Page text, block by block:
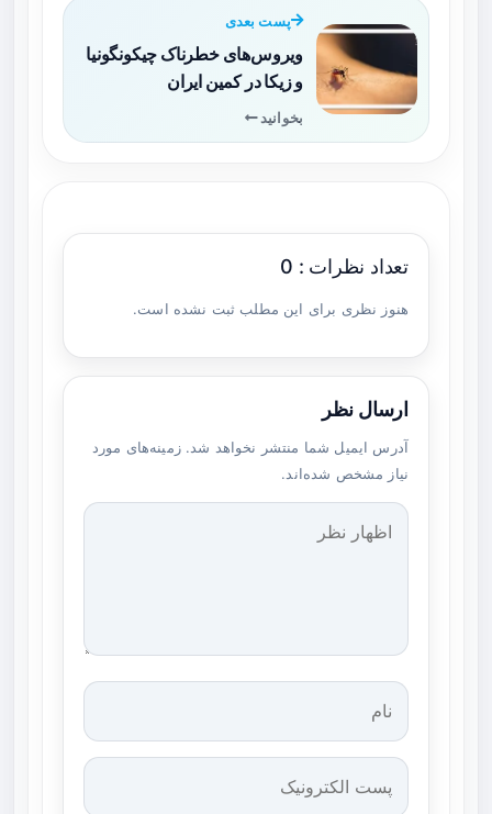
پست بعدی
ویروس‌های خطرناک چیکونگونیا
و زیکا در کمین ایران
بخوانید
تعداد نظرات : 0
هنوز نظری برای این مطلب ثبت نشده است.
ارسال نظر
آدرس ایمیل شما منتشر نخواهد شد. زمینه‌های مورد
نیاز مشخص شده‌اند.